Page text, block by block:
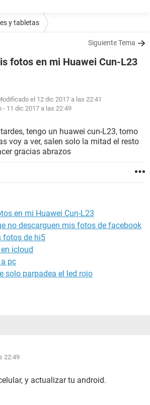
y tabletas
Siguiente Tema
fotos en mi Huawei Cun-L23
el 12 dic 2017 a las 22:41
- 11 dic 2017 a las 22:49
tengo un huawei cun-L23, tomo
voy a ver, salen solo la mitad el resto
gracias abrazos
en mi Huawei Cun-L23
no descarguen mis fotos de facebook
fotos de hi5
icloud
pc
solo parpadea el led rojo
22:49
y actualizar tu android.